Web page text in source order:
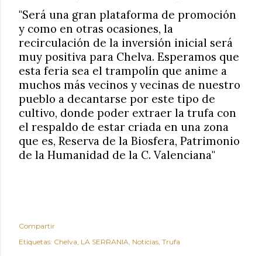
"Será una gran plataforma de promoción
y como en otras ocasiones, la
recirculación de la inversión inicial será
muy positiva para Chelva. Esperamos que
esta feria sea el trampolín que anime a
muchos más vecinos y vecinas de nuestro
pueblo a decantarse por este tipo de
cultivo, donde poder extraer la trufa con
el respaldo de estar criada en una zona
que es, Reserva de la Biosfera, Patrimonio
de la Humanidad de la C. Valenciana"
Compartir
Etiquetas: Chelva LA SERRANIA Noticias Trufa